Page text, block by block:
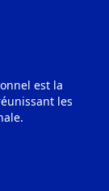
est la
les